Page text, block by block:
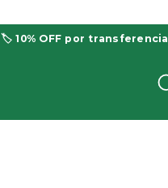
🏷️ 10% OFF por transferencia